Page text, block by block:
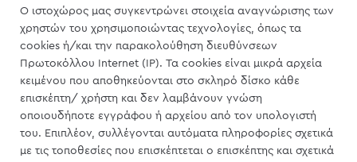
Ο ιστοχώρος μας συγκεντρώνει στοιχεία αναγνώρισης των
χρηστών του χρησιμοποιώντας τεχνολογίες, όπως τα
cookies ή/και την παρακολούθηση διευθύνσεων
Πρωτοκόλλου Internet (IP). Τα cookies είναι μικρά αρχεία
κειμένου που αποθηκεύονται στο σκληρό δίσκο κάθε
επισκέπτη/ χρήστη και δεν λαμβάνουν γνώση
οποιουδήποτε εγγράφου ή αρχείου από τον υπολογιστή
του. Επιπλέον, συλλέγονται αυτόματα πληροφορίες σχετικά
με τις τοποθεσίες που επισκέπτεται ο επισκέπτης και σχετικά